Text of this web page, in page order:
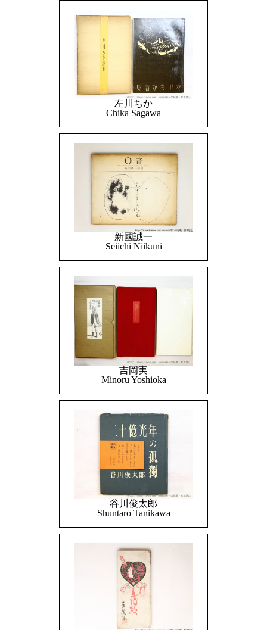
左川ちか
Chika Sagawa
新國誠一
Seiichi Niikuni
吉岡実
Minoru Yoshioka
谷川俊太郎
Shuntaro Tanikawa